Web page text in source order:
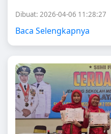
Dibuat: 2026-04-06 11:28:27
Baca Selengkapnya